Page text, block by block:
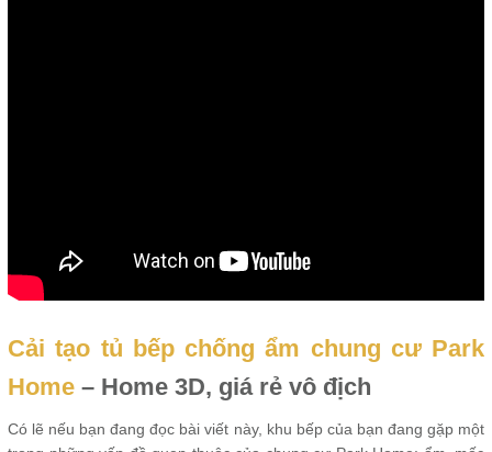
Cải tạo tủ bếp chống ẩm chung cư Park
Home – Home 3D, giá rẻ vô địch
Có lẽ nếu bạn đang đọc bài viết này, khu bếp của bạn đang gặp một